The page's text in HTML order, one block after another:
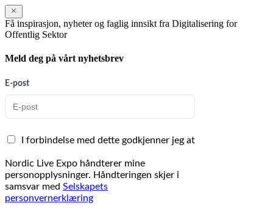
Få inspirasjon, nyheter og faglig innsikt fra Digitalisering for
Offentlig Sektor
Meld deg på vårt nyhetsbrev
E-post
I forbindelse med dette godkjenner jeg at
Nordic Live Expo håndterer mine
personopplysninger. Håndteringen skjer i
samsvar med Selskapets
personvernerklæring